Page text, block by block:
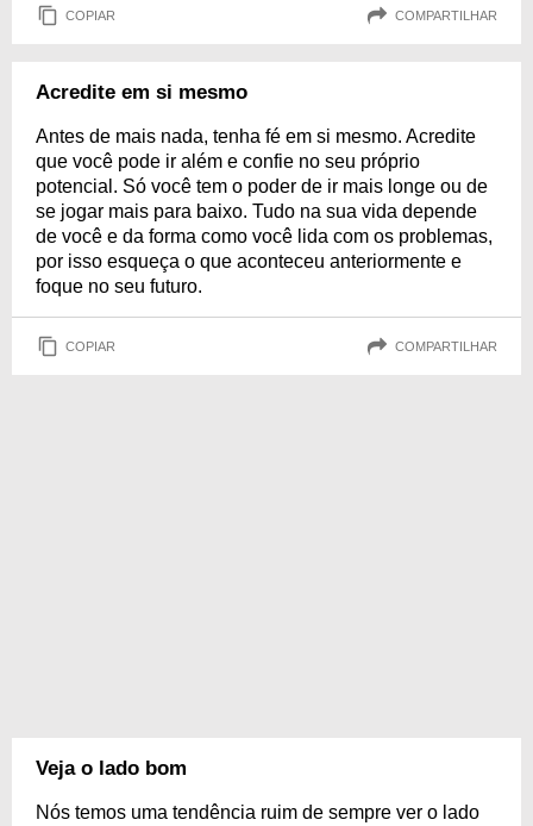
COPIAR COMPARTILHAR
Acredite em si mesmo
Antes de mais nada, tenha fé em si mesmo. Acredite
que você pode ir além e confie no seu próprio
potencial. Só você tem o poder de ir mais longe ou de
se jogar mais para baixo. Tudo na sua vida depende
de você e da forma como você lida com os problemas,
por isso esqueça o que aconteceu anteriormente e
foque no seu futuro.
COPIAR COMPARTILHAR
Veja o lado bom
Nós temos uma tendência ruim de sempre ver o lado